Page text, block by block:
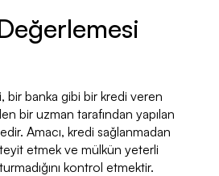
bir banka gibi bir kredi veren
bir uzman tarafından yapılan
Amacı, kredi sağlanmadan
etmek ve mülkün yeterli
kontrol etmektir.